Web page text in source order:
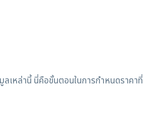
ลเหล่านี้ นี่คือขั้นตอนในการกำหนดราคาที่